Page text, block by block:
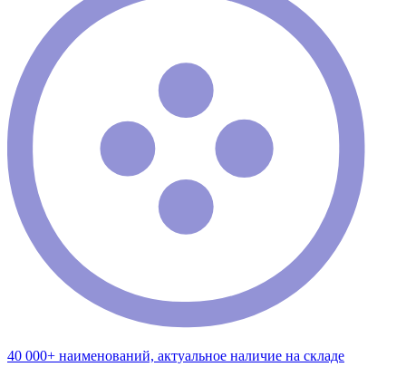
40 000+ наименований, актуальное наличие на складе